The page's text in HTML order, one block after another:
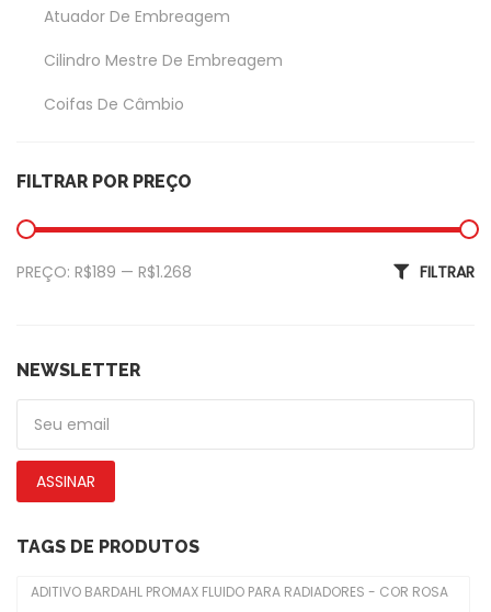
Atuador De Embreagem
Cilindro Mestre De Embreagem
Coifas De Câmbio
Garfo Da Embreagem
Exterior
Amortecedor Tampa Traseira
De Piscas
Faróis Dianteiros
Fechadura De Capôs
Limpadores De Para-Brisas
Molduras De Faróis
FILTRAR POR PREÇO
Preço mínimo
Preço máximo FILTRAR
PREÇO: R$189 — R$1.268
NEWSLETTER
ASSINAR
TAGS DE PRODUTOS
ADITIVO BARDAHL PROMAX FLUIDO PARA RADIADORES - COR ROSA